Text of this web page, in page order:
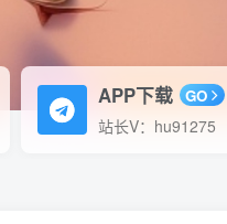
APP下载 GO
站长V：hu91275